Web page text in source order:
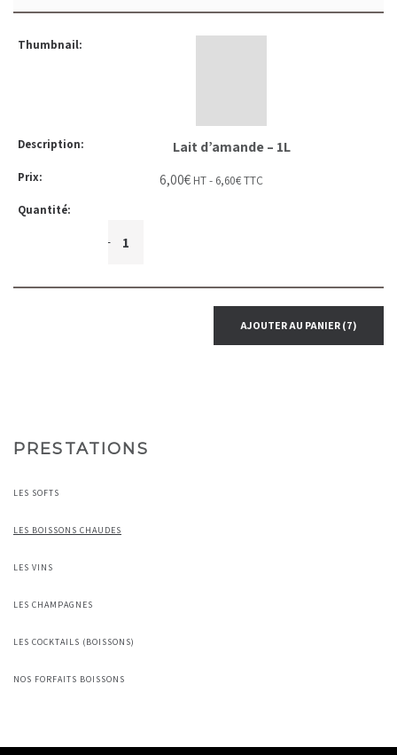
Lait d’amande – 1L
6,00€ HT - 6,60€TTC
+
AJOUTER AU PANIER (7)
PRESTATIONS
LES SOFTS
LES BOISSONS CHAUDES
LES VINS
LES CHAMPAGNES
LES COCKTAILS (BOISSONS)
NOS FORFAITS BOISSONS